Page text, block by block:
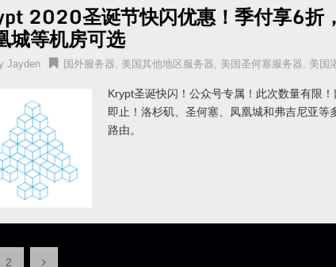
2020圣诞节快闪优惠！季付享6折
城等机房可选
Jayden 国外服务器, 美国其他地区服务器, 美国圣何塞服务器, 美国
Krypt圣诞快闪！公众号专属！此次数量有限
即止！洛杉矶、圣何塞、凤凰城和弗吉尼亚
路由。
2